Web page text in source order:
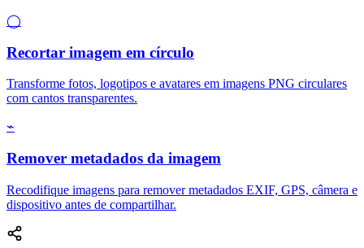
◯
Recortar imagem em círculo
Transforme fotos, logotipos e avatares em imagens PNG circulares
com cantos transparentes.
⌁
Remover metadados da imagem
Recodifique imagens para remover metadados EXIF, GPS, câmera e
dispositivo antes de compartilhar.